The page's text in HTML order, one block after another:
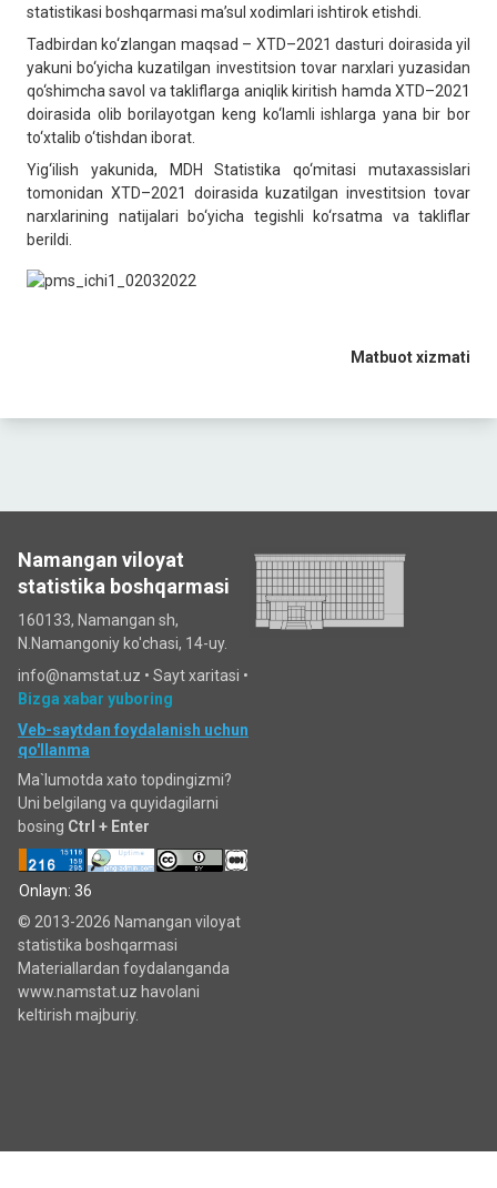
statistikasi boshqarmasi ma’sul xodimlari ishtirok etishdi.
Tadbirdan ko‘zlangan maqsad – XTD–2021 dasturi doirasida yil
yakuni bo‘yicha kuzatilgan investitsion tovar narxlari yuzasidan
qo‘shimcha savol va takliflarga aniqlik kiritish hamda XTD–2021
doirasida olib borilayotgan keng ko‘lamli ishlarga yana bir bor
to‘xtalib o‘tishdan iborat.
Yig‘ilish yakunida, MDH Statistika qo‘mitasi mutaxassislari
tomonidan XTD–2021 doirasida kuzatilgan investitsion tovar
narxlarining natijalari bo‘yicha tegishli ko‘rsatma va takliflar
berildi.
Matbuotxizmati
Namangan viloyat
statistika boshqarmasi
160133, Namangan sh,
N.Namangoniy ko'chasi, 14-uy.
info@namstat.uz • Sayt xaritasi •
Bizga xabar yuboring
Veb-saytdan foydalanish uchun
qo'llanma
Ma`lumotda xato topdingizmi?
Uni belgilang va quyidagilarni
bosing Ctrl + Enter
Onlayn: 36
© 2013-2026 Namangan viloyat
statistika boshqarmasi
Materiallardan foydalanganda
www.namstat.uz havolani
keltirish majburiy.